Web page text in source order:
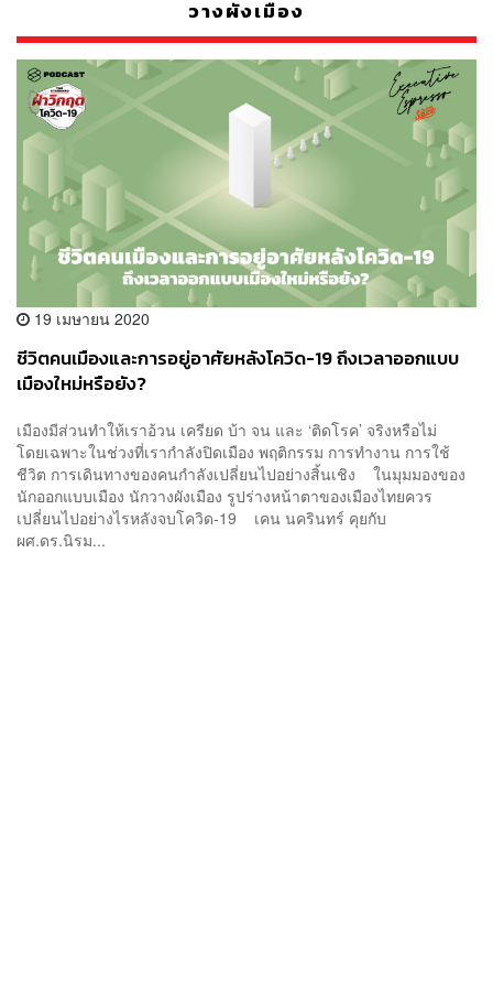
วางผังเมือง
19 เมษายน 2020
ชีวิตคนเมืองและการอยู่อาศัยหลังโควิด-19 ถึงเวลาออกแบบ
เมืองใหม่หรือยัง?
เมืองมีส่วนทำให้เราอ้วน เครียด บ้า จน และ ‘ติดโรค’ จริงหรือไม่
โดยเฉพาะในช่วงที่เรากำลังปิดเมือง พฤติกรรม การทำงาน การใช้
ชีวิต การเดินทางของคนกำลังเปลี่ยนไปอย่างสิ้นเชิง ในมุมมองของ
นักออกแบบเมือง นักวางผังเมือง รูปร่างหน้าตาของเมืองไทยควร
เปลี่ยนไปอย่างไรหลังจบโควิด-19 เคน นครินทร์ คุยกับ
ผศ.ดร.นิรม...